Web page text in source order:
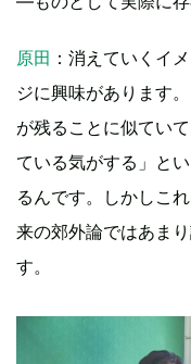
原田 ：消えていくイ
ジに興味があります
が残ることに似てい
ている気がする」と
るんです。しかしこ
来の郊外論ではあま
す。